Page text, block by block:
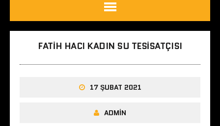
FATIH HACI KADIN SU TESISATÇISI
17 ŞUBAT 2021
ADMIN